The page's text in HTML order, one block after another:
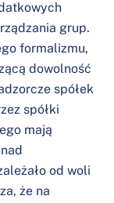
grup.
formalizmu,
dowolność
spółek
spółki
mają
od woli
że na